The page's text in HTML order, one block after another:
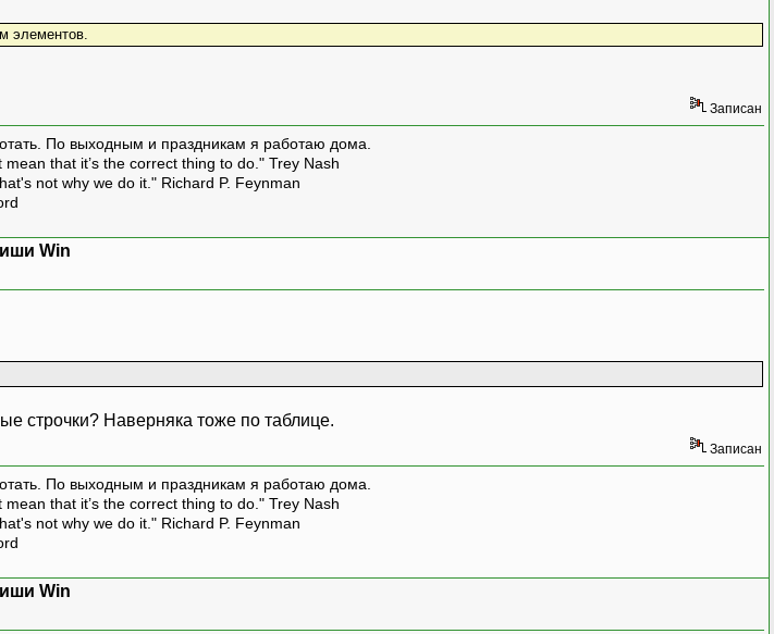
элементов.
Записан
По выходным и праздникам я работаю дома.
that it’s the correct thing to do." Trey Nash
not why we do it." Richard P. Feynman
Win
строчки? Наверняка тоже по таблице.
Записан
По выходным и праздникам я работаю дома.
that it’s the correct thing to do." Trey Nash
not why we do it." Richard P. Feynman
Win